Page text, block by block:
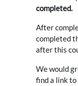
completed.
After
completed
after this
We would
find a link to